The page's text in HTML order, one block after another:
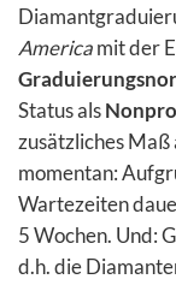
Americamit der
Status als
zusätzliches Maß
momentan:
Wartezeiten
5 Wochen. Und:
d.h. die